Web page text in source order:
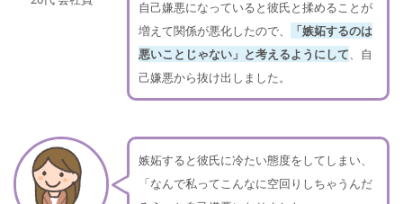
自己嫌悪になっていると彼氏と揉めることが
増えて関係が悪化したので、
「嫉妬するのは
悪いことじゃない」と考えるようにして、自
己嫌悪から抜け出しました。
嫉妬すると彼氏に冷たい態度をしてしまい、
「なんで私ってこんなに空回りしちゃうんだ